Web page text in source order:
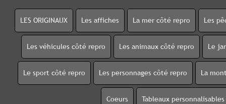
LES ORIGINAUX Les affiches La mer côté repro Les
Les véhicules côté repro Les animaux côté repro Le
Le sport côté repro Les personnages côté repro La
Coeurs Tableaux personnalisables